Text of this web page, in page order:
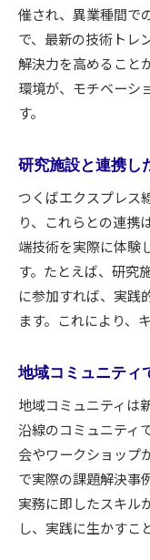
催され、異業種間で
で、最新の技術トレ
解決力を高めること
環境が、モチベーシ
す。
研究施設と連携し
つくばエクスプレス
り、これらとの連携
端技術を実際に体験
す。たとえば、研究
に参加すれば、実践
ます。これにより、
地域コミュニティ
地域コミュニティは
沿線のコミュニティ
会やワークショップ
で実際の課題解決事
実務に即したスキル
し、実践に生かすこ